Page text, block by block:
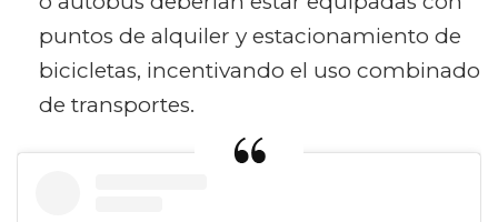
puntos de alquiler y estacionamiento de
bicicletas, incentivando el uso combinado
de transportes.